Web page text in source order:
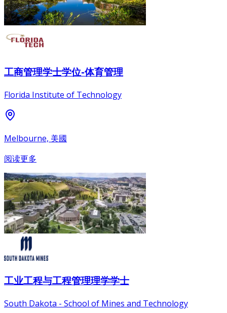
工商管理学士学位-体育管理
Florida Institute of Technology
Melbourne, 美國
阅读更多
工业工程与工程管理理学学士
South Dakota - School of Mines and Technology